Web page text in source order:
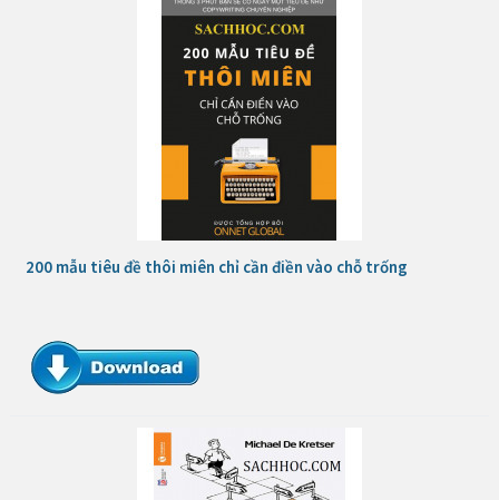
200 mẫu tiêu đề thôi miên chỉ cần điền vào chỗ trống